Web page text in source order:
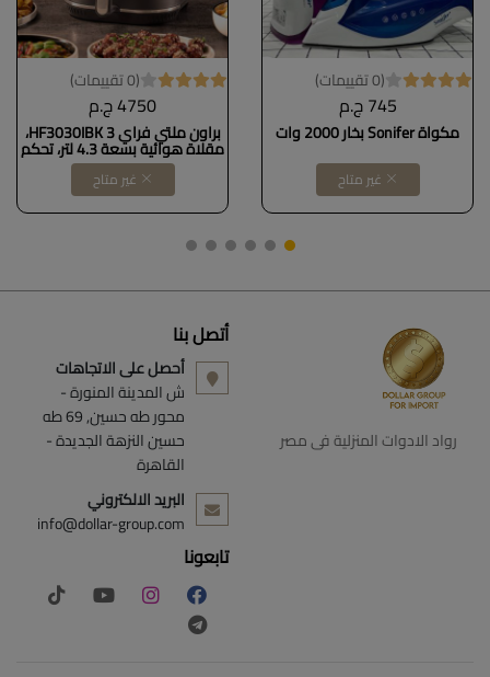
(0 تقييمات)
745 ج.م
مكواة Sonifer بخار 2000 وات
غير متاح
(0 تقييمات)
4750 ج.م
براون ملتي فراي 3 HF3030IBK،
مقلاة هوائية بسعة 4.3 لتر، تحكم
رقمي في درجة الحرارة من 80 إلى
محددة مسبقًا، تحكم باللمس،
1500 واط، لون أسود غير لامع
غير متاح
رواد الادوات المنزلية فى مصر
أتصل بنا
أحصل على الاتجاهات
ش المدينة المنورة -
محور طه حسين, 69 طه
حسين النزهة الجديدة -
القاهرة
البريد الالكتروني
info@dollar-group.com
تابعونا